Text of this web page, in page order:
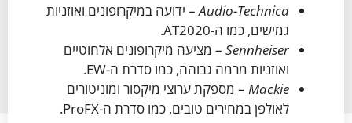
Audio-Technica– ידועה במיקרופונים ואוזניות
גמישים, כמו ה-AT2020.
Sennheiser – מציעה מיקרופונים אלחוטיים
ואוזניות מרמה גבוהה, כמו סדרת ה-EW.
Mackie – מספקת ערוצי מיקסור ומוניטורים
לאולפן במחירים טובים, כמו סדרת ה-ProFX.